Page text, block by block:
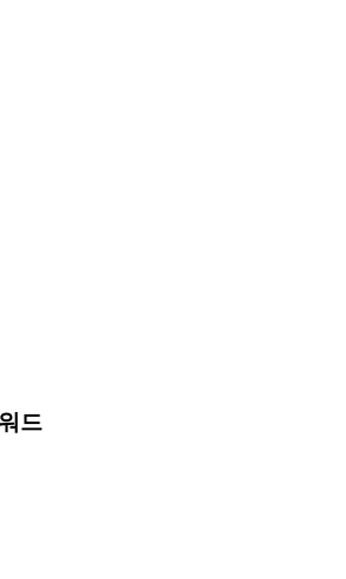
드